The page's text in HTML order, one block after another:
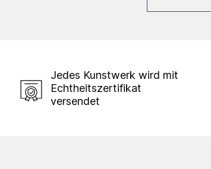
Jedes Kunstwerk wird mit
Echtheitszertifikat
versendet